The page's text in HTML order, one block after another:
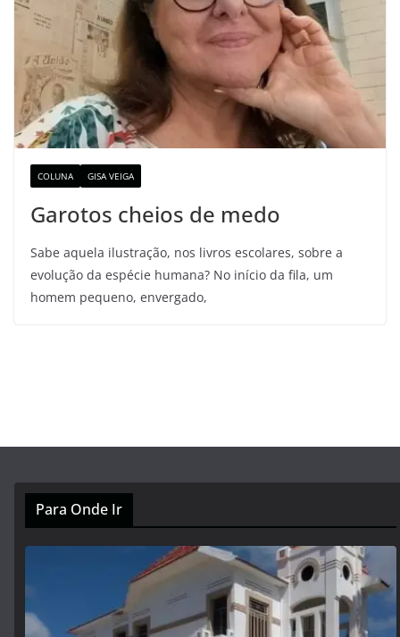
COLUNA GISA VEIGA
Garotos cheios de medo
Sabe aquela ilustração, nos livros escolares, sobre a
evolução da espécie humana? No início da fila, um
homem pequeno, envergado,
Para Onde Ir